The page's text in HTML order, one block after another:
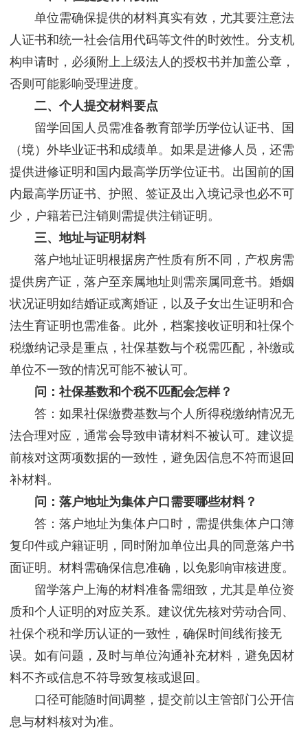
单位需确保提供的材料真实有效，尤其要注意法
人证书和统一社会信用代码等文件的时效性。分支机
构申请时，必须附上上级法人的授权书并加盖公章，
否则可能影响受理进度。
二、个人提交材料要点
留学回国人员需准备教育部学历学位认证书、国
（境）外毕业证书和成绩单。如果是进修人员，还需
提供进修证明和国内最高学历学位证书。出国前的国
内最高学历证书、护照、签证及出入境记录也必不可
少，户籍若已注销则需提供注销证明。
三、地址与证明材料
落户地址证明根据房产性质有所不同，产权房需
提供房产证，落户至亲属地址则需亲属同意书。婚姻
状况证明如结婚证或离婚证，以及子女出生证明和合
法生育证明也需准备。此外，档案接收证明和社保个
税缴纳记录是重点，社保基数与个税需匹配，补缴或
单位不一致的情况可能不被认可。
问：社保基数和个税不匹配会怎样？
答：如果社保缴费基数与个人所得税缴纳情况无
法合理对应，通常会导致申请材料不被认可。建议提
前核对这两项数据的一致性，避免因信息不符而退回
补材料。
问：落户地址为集体户口需要哪些材料？
答：落户地址为集体户口时，需提供集体户口簿
复印件或户籍证明，同时附加单位出具的同意落户书
面证明。材料需确保信息准确，以免影响审核进度。
留学落户上海的材料准备需细致，尤其是单位资
质和个人证明的对应关系。建议优先核对劳动合同、
社保个税和学历认证的一致性，确保时间线衔接无
误。如有问题，及时与单位沟通补充材料，避免因材
料不齐或信息不符导致复核或退回。
口径可能随时间调整，提交前以主管部门公开信
息与材料核对为准。